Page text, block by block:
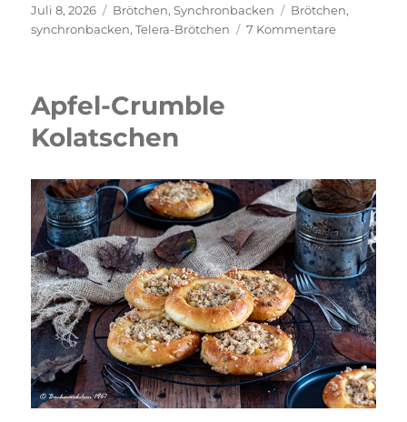
Veröffentlicht
am
Juli 8, 2026 Kategorien
Brötchen,Synchronbacken Schlagwörter
Brötchen,
synchronbacken,Telera-Brötchen 7 Kommentarezu
Apfel-Crumble
Kolatschen